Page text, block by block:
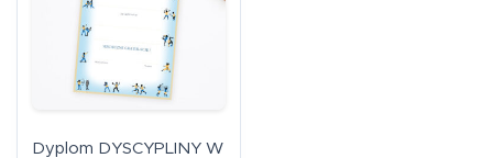
Dyplom DYSCYPLINY W